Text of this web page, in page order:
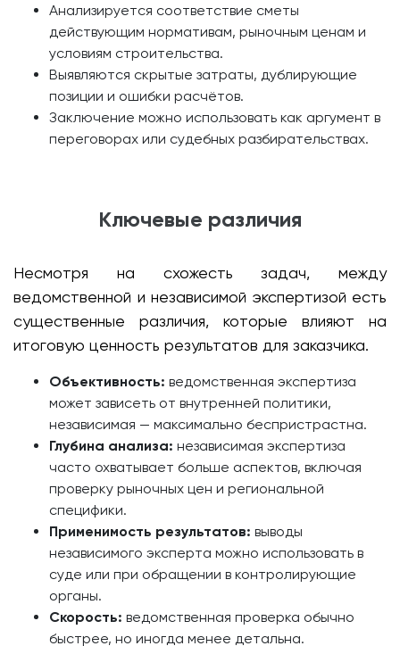
Анализируется соответствие сметы
действующим нормативам, рыночным ценам и
условиям строительства.
Выявляются скрытые затраты, дублирующие
позиции и ошибки расчётов.
Заключение можно использовать как аргумент в
переговорах или судебных разбирательствах.
Ключевые различия
Несмотря на схожесть задач, между
ведомственной и независимой экспертизой есть
существенные различия, которые влияют на
итоговую ценность результатов для заказчика.
Объективность: ведомственная экспертиза
может зависеть от внутренней политики,
независимая — максимально беспристрастна.
Глубина анализа: независимая экспертиза
часто охватывает больше аспектов, включая
проверку рыночных цен и региональной
специфики.
Применимость результатов: выводы
независимого эксперта можно использовать в
суде или при обращении в контролирующие
органы.
Скорость: ведомственная проверка обычно
быстрее, но иногда менее детальна.